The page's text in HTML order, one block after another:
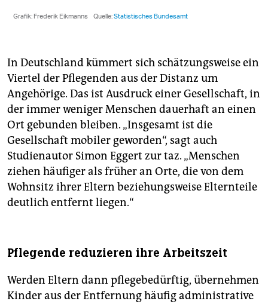
In Deutschland kümmert sich schätzungsweise ein
Viertel der Pflegenden aus der Distanz um
Angehörige. Das ist Ausdruck einer Gesellschaft, in
der immer weniger Menschen dauerhaft an einen
Ort gebunden bleiben. „Insgesamt ist die
Gesellschaft mobiler geworden“, sagt auch
Studienautor Simon Eggert zur taz. „Menschen
ziehen häufiger als früher an Orte, die von dem
Wohnsitz ihrer Eltern beziehungsweise Elternteile
deutlich entfernt liegen.“
Pflegende reduzieren ihre Arbeitszeit
Werden Eltern dann pflegebedürftig, übernehmen
Kinder aus der Entfernung häufig administrative